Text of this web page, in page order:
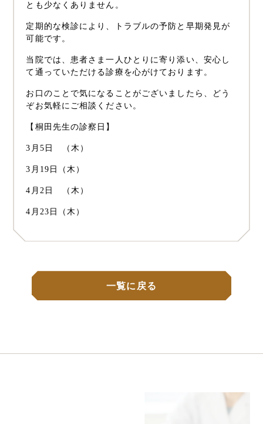
とも少なくありません。
定期的な検診により、トラブルの予防と早期発見が
可能です。
当院では、患者さま一人ひとりに寄り添い、安心し
て通っていただける診療を心がけております。
お口のことで気になることがございましたら、どう
ぞお気軽にご相談ください。
【桐田先生の診察日】
3月5日 （木）
3月19日（木）
4月2日 （木）
4月23日（木）
一覧に戻る